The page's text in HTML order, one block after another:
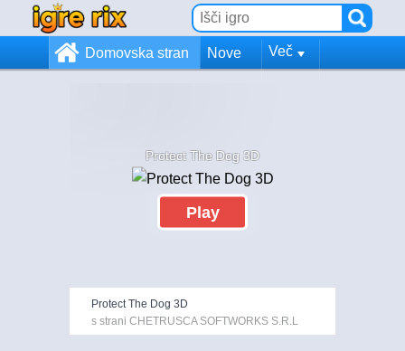
Domovska stran Nove Več
Protect The Dog 3D
Play
Protect The Dog 3D
s strani CHETRUSCA SOFTWORKS S.R.L